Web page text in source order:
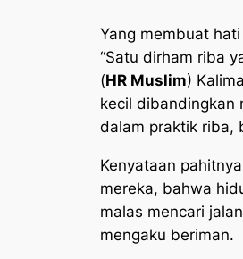
Yang membuat
“Satu dirham riba
(HR Muslim)
kecil dibandingkan
dalam praktik riba,
Kenyataan
mereka, bahwa
malas mencari
mengaku beriman.